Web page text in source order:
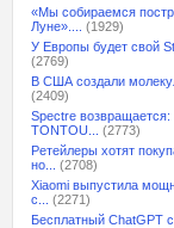
«Мы собираемся
Луне»....
(1929)
У Европы будет свой
(2769)
В США создали
(2409)
Spectre возвращается:
TONTOU...
(2773)
Ретейлеры хотят
но...
(2708)
Xiaomi выпустила
с...
(2271)
Бесплатный ChatGPT